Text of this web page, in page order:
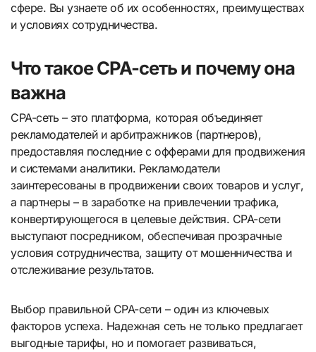
сфере. Вы узнаете об их особенностях, преимуществах
и условиях сотрудничества.
Что такое CPA-сеть и почему она
важна
CPA-сеть – это платформа, которая объединяет
рекламодателей и арбитражников (партнеров),
предоставляя последние с офферами для продвижения
и системами аналитики. Рекламодатели
заинтересованы в продвижении своих товаров и услуг,
а партнеры – в заработке на привлечении трафика,
конвертирующегося в целевые действия. CPA-сети
выступают посредником, обеспечивая прозрачные
условия сотрудничества, защиту от мошенничества и
отслеживание результатов.
Выбор правильной CPA-сети – один из ключевых
факторов успеха. Надежная сеть не только предлагает
выгодные тарифы, но и помогает развиваться,